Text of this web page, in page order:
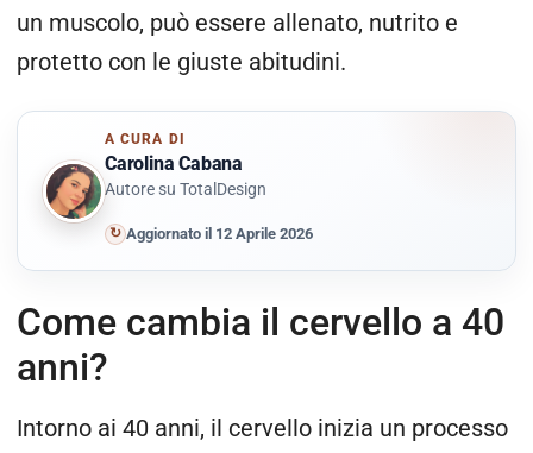
un muscolo, può essere allenato, nutrito e
protetto con le giuste abitudini.
A CURA DI
Carolina Cabana
Autore su TotalDesign
↻ Aggiornato il 12 Aprile 2026
Come cambia il cervello a 40
anni?
Intorno ai 40 anni, il cervello inizia un processo